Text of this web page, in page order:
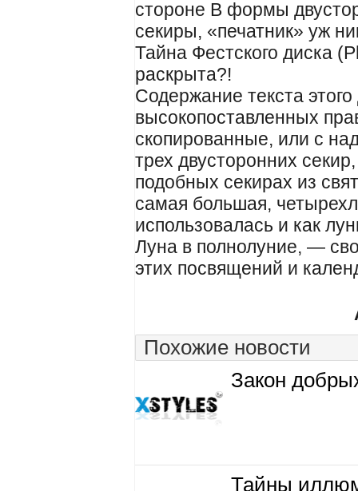
стороне В формы
секиры, «печатник» уж
Тайна Фестского диска
раскрыта?!
Содержание текста
высокопоставленных
скопированные, или с
трех двусторонних
подобных секирах из
самая большая,
использовалась и как
Луна в полнолуние, —
этих посвящений и
Похожие новости
Закон
Тайны